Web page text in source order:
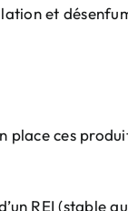
et
ces
REI (stable